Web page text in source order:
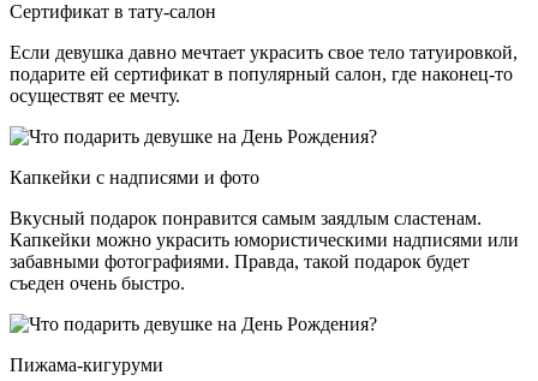
Сертификат в тату-салон
Если девушка давно мечтает украсить свое тело татуировкой,
подарите ей сертификат в популярный салон, где наконец-то
осуществят ее мечту.
Капкейки с надписями и фото
Вкусный подарок понравится самым заядлым сластенам.
Капкейки можно украсить юмористическими надписями или
забавными фотографиями. Правда, такой подарок будет
съеден очень быстро.
Пижама-кигуруми